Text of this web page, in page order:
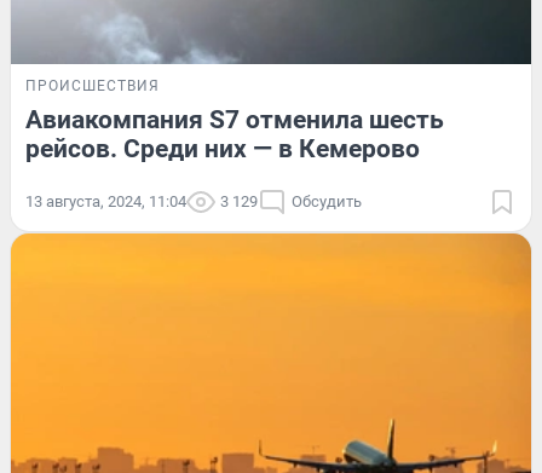
ПРОИСШЕСТВИЯ
Авиакомпания S7 отменила шесть
рейсов. Среди них — в Кемерово
13 августа, 2024, 11:04 3 129 Обсудить